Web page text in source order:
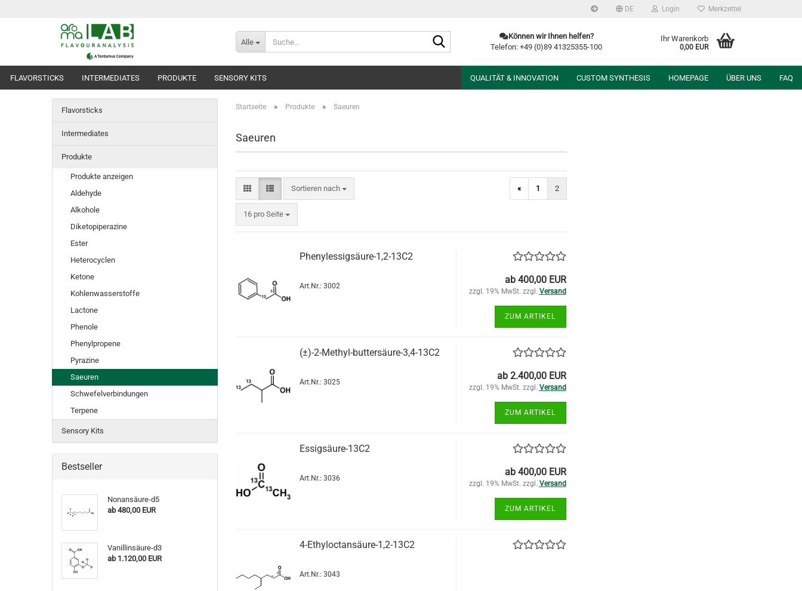
DE Login Merkzettel
Alle
Können wir Ihnen helfen?
Telefon: +49 (0)89 41325355-100
Ihr Warenkorb
0,00 EUR
FLAVORSTICKS INTERMEDIATES PRODUKTE SENSORY KITS QUALITÄT & INNOVATION CUSTOM SYNTHESIS HOMEPAGE ÜBER UNS FAQ
Startseite » Produkte » Saeuren
Saeuren
Sortieren nach
Sortieren nach
16 pro Seite
pro Seite
« 1 2
Phenylessigsäure-1,2-13C2
Art.Nr.: 3002
ab 400,00 EUR
zzgl. 19% MwSt. zzgl. Versand
ZUM ARTIKEL
(±)-2-Methyl-buttersäure-3,4-13C2
Art.Nr.: 3025
ab 2.400,00 EUR
zzgl. 19% MwSt. zzgl. Versand
ZUM ARTIKEL
Essigsäure-13C2
Art.Nr.: 3036
ab 400,00 EUR
zzgl. 19% MwSt. zzgl. Versand
ZUM ARTIKEL
4-Ethyloctansäure-1,2-13C2
Art.Nr.: 3043
Flavorsticks
Intermediates
Produkte
Produkte anzeigen
Aldehyde
Alkohole
Diketopiperazine
Ester
Heterocyclen
Ketone
Kohlenwasserstoffe
Lactone
Phenole
Phenylpropene
Pyrazine
Saeuren
Schwefelverbindungen
Terpene
Sensory Kits
Bestseller
Nonansäure-d5
ab 480,00 EUR
Vanillinsäure-d3
ab 1.120,00 EUR